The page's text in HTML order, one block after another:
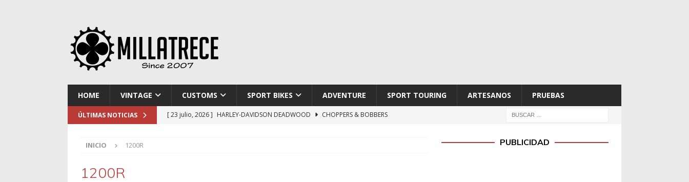
HOME VINTAGE CUSTOMS SPORT BIKES ADVENTURE SPORT TOURING ARTESANOS PRUEBAS
ÚLTIMAS NOTICIAS [ 23 julio, 2026 ] HARLEY-DAVIDSON DEADWOOD
CHOPPERS & BOBBERS
INICIO 1200R
1200R
PUBLICIDAD